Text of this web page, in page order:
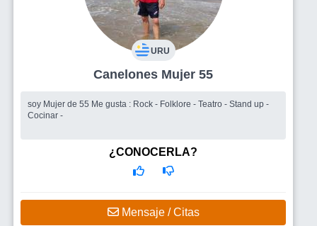
URU
Canelones Mujer 55
soy Mujer de 55 Me gusta : Rock - Folklore - Teatro - Stand up -
Cocinar -
¿CONOCERLA?
Mensaje / Citas